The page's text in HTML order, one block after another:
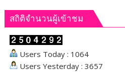
สถิติจำนวนผู้เข้าชม
Users Today : 1064
Users Yesterday : 3657